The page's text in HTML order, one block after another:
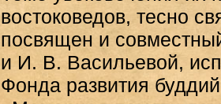
востоковедов, тесно
посвящен и
и И. В. Васильевой,
Фонда развития